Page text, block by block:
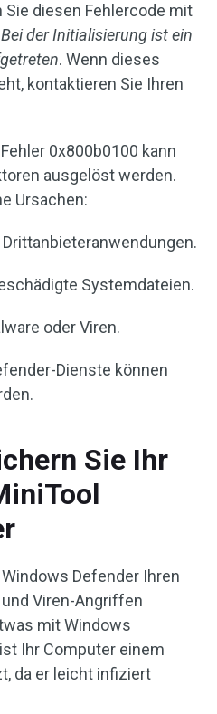
diesen Fehlercode mit
Bei der Initialisierung ist ein
. Wenn dieses
kontaktieren Sie Ihren
0x800b0100 kann
ausgelöst werden.
Ursachen:
Systemdateien.
oder Viren.
Dienste können
Sie Ihr
Defender Ihren
Viren-Angriffen
mit Windows
Ihr Computer einem
da er leicht infiziert